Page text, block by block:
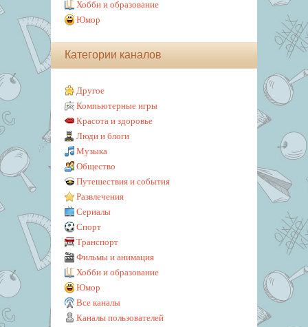
Хобби и образование
Юмор
Категории каналов
Другое
Компьютерные игры
Красота и здоровье
Люди и блоги
Музыка
Общество
Путешествия и события
Развлечения
Сериалы
Спорт
Транспорт
Фильмы и анимация
Хобби и образование
Юмор
Все каналы
Каналы пользователей